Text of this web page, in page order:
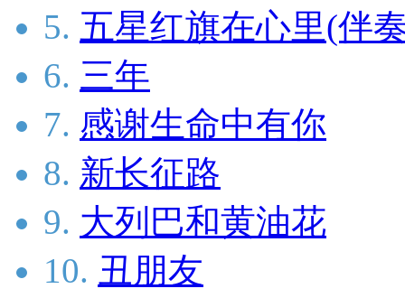
5. 五星红旗在心里(伴
6. 三年
7. 感谢生命中有你
8. 新长征路
9. 大列巴和黄油花
10. 丑朋友